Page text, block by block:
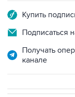
Купить
Подписаться
Получать
канале